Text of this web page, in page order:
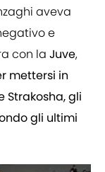
aveva
e
con la Juve,
mettersi in
Strakosha, gli
gli ultimi